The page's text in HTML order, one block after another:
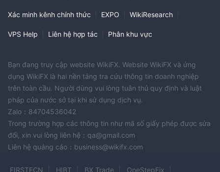
Xác minh kênh chính thức EXPO WikiResearch
VPS Help Liên hệ hợp tác Phân khu vực
Bạn đang truy cập website WikiFX. Website WikiFX và ứng
dụng WikiFX là hai nền tảng tra cứu thông tin doanh nghiệp
trên toàn cầu. Người dùng vui lòng tuân thủ quy định và luật
pháp của nước sở tại khi sử dụng dịch vụ.
Zalo：84704536042
Trong trường hợp các thông tin như mã số giấy phép được sửa
đổi, xin vui lòng liên hệ：qa@gmail.com
Liên hệ quảng cáo：business@wikifx.com
FIRSTECN HIBT BX Trade OneStepFix